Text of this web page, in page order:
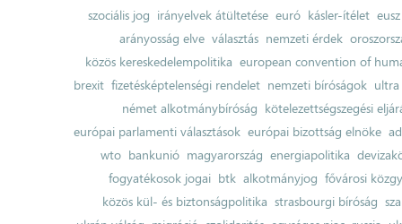
szociális jog irányelvek átültetése euró kásler-ítélet
arányosság elve választás nemzeti érdek
közös kereskedelempolitika european convention of
brexit fizetésképtelenségi rendelet nemzeti bíróságok ultra
német alkotmánybíróság kötelezettségszegési
európai parlamenti választások európai bizottság elnöke
wto bankunió magyarország energiapolitika
fogyatékosok jogai btk alkotmányjog fővárosi
közös kül- és biztonságpolitika strasbourgi bíróság